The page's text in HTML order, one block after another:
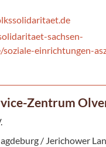
sachsen-
einrichtungen-
Zentrum
/ Jerichower